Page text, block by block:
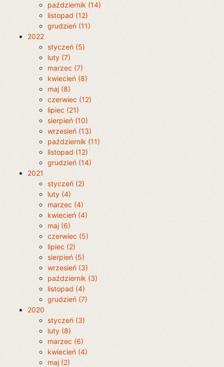
październik (14)
listopad (12)
grudzień (11)
2022
styczeń (5)
luty (7)
marzec (7)
kwiecień (8)
maj (8)
czerwiec (12)
lipiec (21)
sierpień (10)
wrzesień (13)
październik (11)
listopad (12)
grudzień (14)
2021
styczeń (2)
luty (4)
marzec (4)
kwiecień (4)
maj (6)
czerwiec (5)
lipiec (2)
sierpień (5)
wrzesień (3)
październik (3)
listopad (4)
grudzień (7)
2020
styczeń (3)
luty (8)
marzec (6)
kwiecień (4)
maj (2)